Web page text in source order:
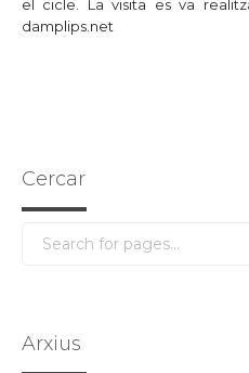
el cicle. La visita es va
damplips.net
Cercar
Arxius